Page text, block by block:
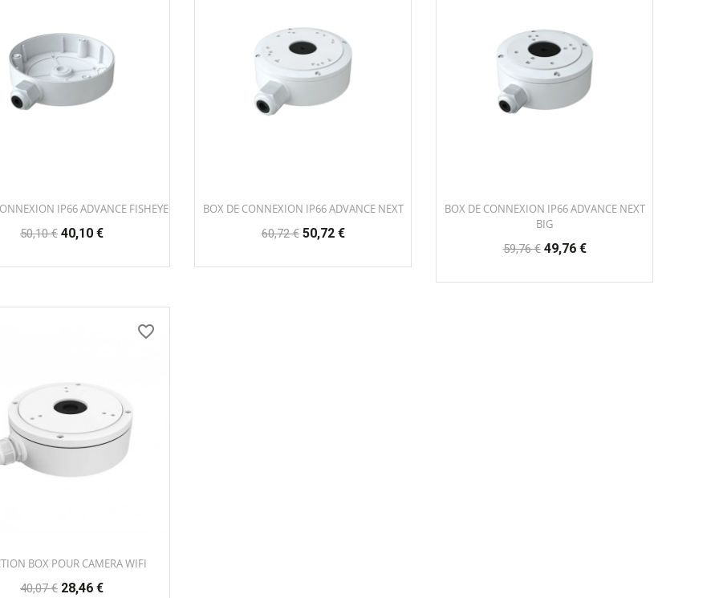
IP66 ADVANCE FISHEYE
Prix
50,10 € Prix
40,10 €
BOX DE CONNEXION IP66 ADVANCE NEXT
Prix
60,72 € Prix
50,72 €
BOX DE CONNEXION IP66 ADVANCE NEXT
BIG
Prix
59,76 € Prix
49,76 €
BOX POUR CAMERA WIFI
Prix
40,07 € Prix
28,46 €
favorite_border